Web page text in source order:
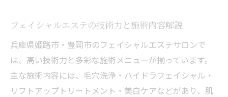
フェイシャルエステの技術力と施術内容解説
兵庫県姫路市・豊岡市のフェイシャルエステサロンで
は、高い技術力と多彩な施術メニューが揃っています。
主な施術内容には、毛穴洗浄・ハイドラフェイシャル・
リフトアップトリートメント・美白ケアなどがあり、肌